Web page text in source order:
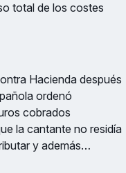
total de los costes
Hacienda después
ordenó
cobrados
la cantante no residía
y además…